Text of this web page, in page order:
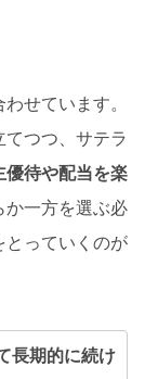
せています。
つつ、サテラ
優待や配当を楽
か一方を選ぶ必
とっていくのが
長期的に続け